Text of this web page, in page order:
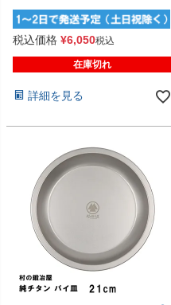
税込価格 ¥6,050税込
在庫切れ
詳細を見る